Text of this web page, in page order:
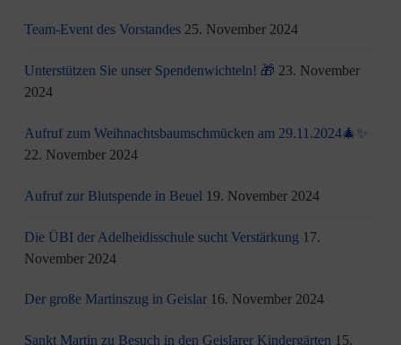
Team-Event des Vorstandes 25. November 2024
Unterstützen Sie unser Spendenwichteln! 🎁 23. November
2024
Aufruf zum Weihnachtsbaumschmücken am 29.11.2024🎄✨
22. November 2024
Aufruf zur Blutspende in Beuel 19. November 2024
Die ÜBI der Adelheidisschule sucht Verstärkung 17.
November 2024
Der große Martinszug in Geislar 16. November 2024
Sankt Martin zu Besuch in den Geislarer Kindergärten 15.